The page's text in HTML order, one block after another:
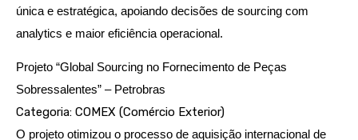
única e estratégica, apoiando decisões de sourcing com
analytics e maior eficiência operacional.
Projeto “Global Sourcing no Fornecimento de Peças
Sobressalentes” – Petrobras
Categoria: COMEX (Comércio Exterior)
O projeto otimizou o processo de aquisição internacional de